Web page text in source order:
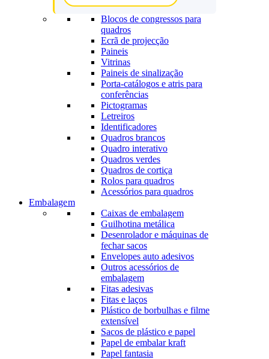
Blocos de congressos para
quadros
Ecrã de projecção
Paineis
Vitrinas
Paineis de sinalização
Porta-catálogos e atris para
conferências
Pictogramas
Letreiros
Identificadores
Quadros brancos
Quadro interativo
Quadros verdes
Quadros de cortiça
Rolos para quadros
Acessórios para quadros
Embalagem
Caixas de embalagem
Guilhotina metálica
Desenrolador e máquinas de
fechar sacos
Envelopes auto adesivos
Outros acessórios de
embalagem
Fitas adesivas
Fitas e laços
Plástico de borbulhas e filme
extensível
Sacos de plástico e papel
Papel de embalar kraft
Papel fantasia